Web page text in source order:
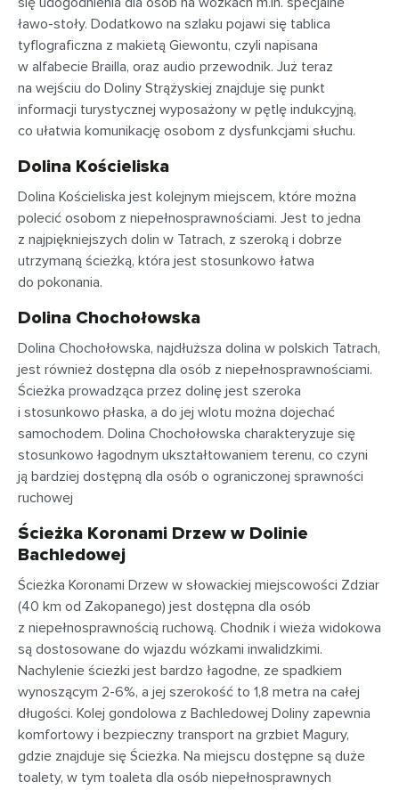
ławo-stoły. Dodatkowo na szlaku pojawi się tablica
tyflograficzna z makietą Giewontu, czyli napisana
w alfabecie Brailla, oraz audio przewodnik. Już teraz
na wejściu do Doliny Strążyskiej znajduje się punkt
informacji turystycznej wyposażony w pętlę indukcyjną,
co ułatwia komunikację osobom z dysfunkcjami słuchu.
Dolina Kościeliska
Dolina Kościeliska jest kolejnym miejscem, które można
polecić osobom z niepełnosprawnościami. Jest to jedna
z najpiękniejszych dolin w Tatrach, z szeroką i dobrze
utrzymaną ścieżką, która jest stosunkowo łatwa
do pokonania.
Dolina Chochołowska
Dolina Chochołowska, najdłuższa dolina w polskich Tatrach,
jest również dostępna dla osób z niepełnosprawnościami.
Ścieżka prowadząca przez dolinę jest szeroka
i stosunkowo płaska, a do jej wlotu można dojechać
samochodem. Dolina Chochołowska charakteryzuje się
stosunkowo łagodnym ukształtowaniem terenu, co czyni
ją bardziej dostępną dla osób o ograniczonej sprawności
ruchowej
Ścieżka Koronami Drzew w Dolinie
Bachledowej
Ścieżka Koronami Drzew w słowackiej miejscowości Zdziar
(40 km od Zakopanego) jest dostępna dla osób
z niepełnosprawnością ruchową. Chodnik i wieża widokowa
są dostosowane do wjazdu wózkami inwalidzkimi.
Nachylenie ścieżki jest bardzo łagodne, ze spadkiem
wynoszącym 2-6%, a jej szerokość to 1,8 metra na całej
długości. Kolej gondolowa z Bachledowej Doliny zapewnia
komfortowy i bezpieczny transport na grzbiet Magury,
gdzie znajduje się Ścieżka. Na miejscu dostępne są duże
toalety, w tym toaleta dla osób niepełnosprawnych